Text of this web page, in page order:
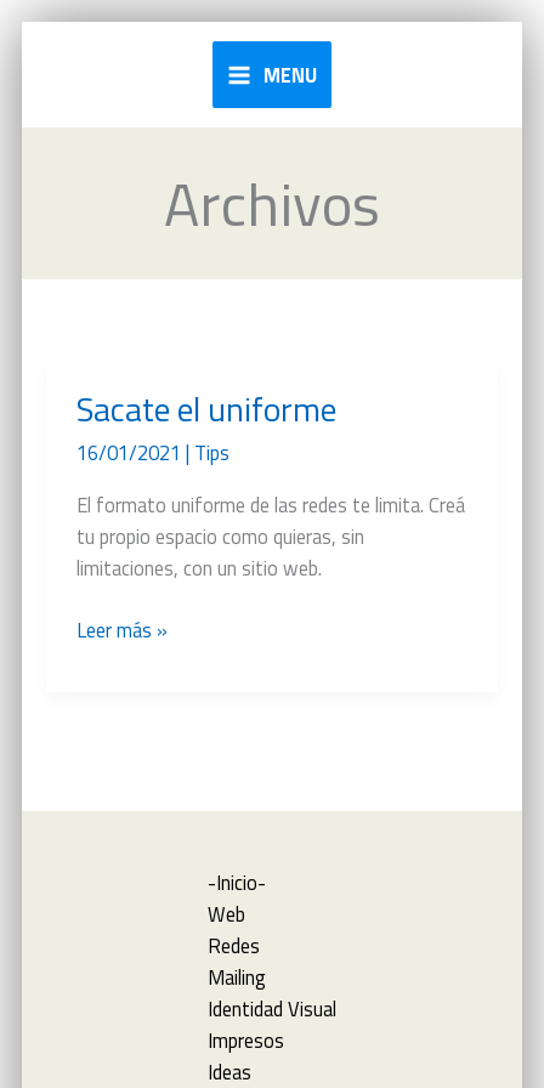
MENU
Archivos
Sacate el uniforme
16/01/2021 | Tips
El formato uniforme de las redes te limita. Creá
tu propio espacio como quieras, sin
limitaciones, con un sitio web.
Sacate
Leer más »
-Inicio-
Web
Redes
Mailing
Identidad Visual
Impresos
Ideas